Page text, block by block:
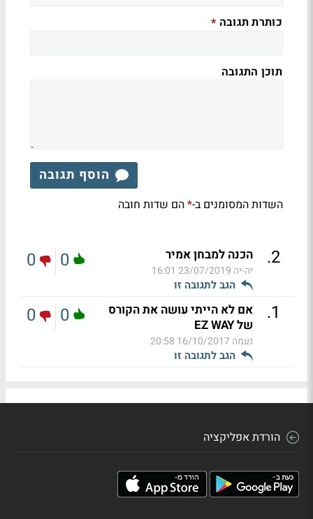
כותרת תגובה *
תוכן התגובה
הוסף תגובה
השדות המסומנים ב-*הם שדות חובה
2
. הכנה למבחן אמיר
יה-יה 23/07/2019 16:01
הגב לתגובה זו
0
0
1
.
אם לא הייתי עושה את הקורס
של EZ WAY
נעמה 16/10/2017 20:58
הגב לתגובה זו
0
0
הורדת אפליקציה